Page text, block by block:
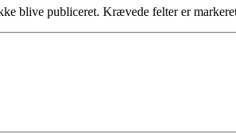
blive publiceret. Krævede felter er